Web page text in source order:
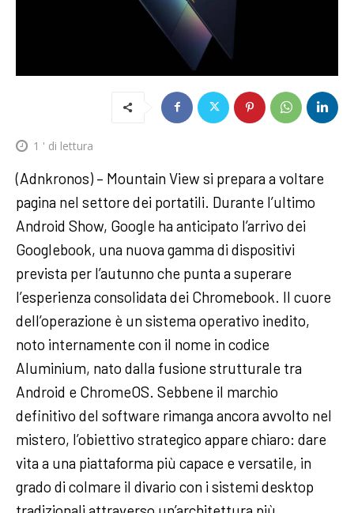
1 ' di lettura
(Adnkronos) – Mountain View si prepara a voltare
pagina nel settore dei portatili. Durante l’ultimo
Android Show, Google ha anticipato l’arrivo dei
Googlebook, una nuova gamma di dispositivi
prevista per l’autunno che punta a superare
l’esperienza consolidata dei Chromebook. Il cuore
dell’operazione è un sistema operativo inedito,
noto internamente con il nome in codice
Aluminium, nato dalla fusione strutturale tra
Android e ChromeOS. Sebbene il marchio
definitivo del software rimanga ancora avvolto nel
mistero, l’obiettivo strategico appare chiaro: dare
vita a una piattaforma più capace e versatile, in
grado di colmare il divario con i sistemi desktop